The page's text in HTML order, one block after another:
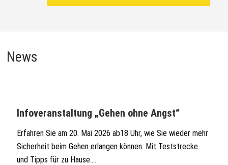
News
Infoveranstaltung „Gehen ohne Angst“
Erfahren Sie am 20. Mai 2026 ab18 Uhr, wie Sie wieder mehr
Sicherheit beim Gehen erlangen können. Mit Teststrecke
und Tipps für zu Hause....